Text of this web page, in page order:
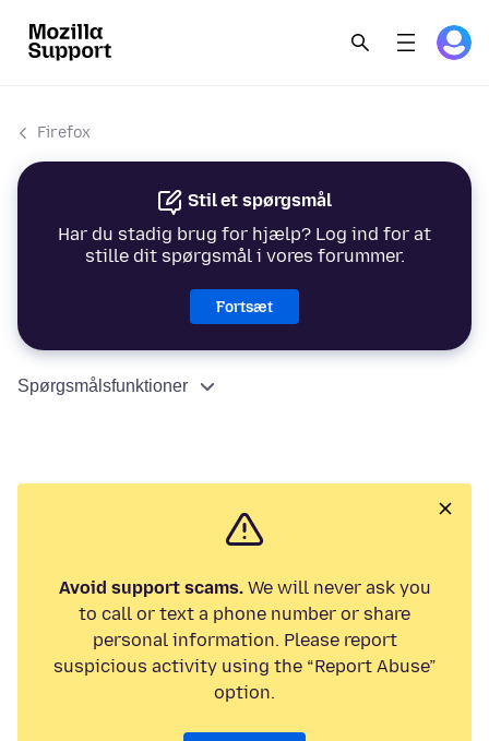
Firefox
Stil et spørgsmål
Har du stadig brug for hjælp? Log ind for at
stille dit spørgsmål i vores forummer.
Fortsæt
Spørgsmålsfunktioner
Avoid support scams.We will never ask you
to call or text a phone number or share
personal information. Please report
suspicious activity using the “Report Abuse”
option.